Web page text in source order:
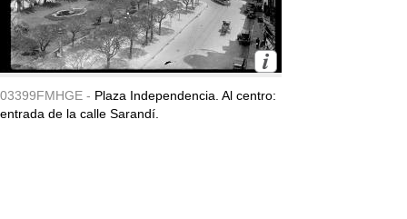
03399FMHGE - Plaza Independencia. Al centro:
entrada de la calle Sarandí.